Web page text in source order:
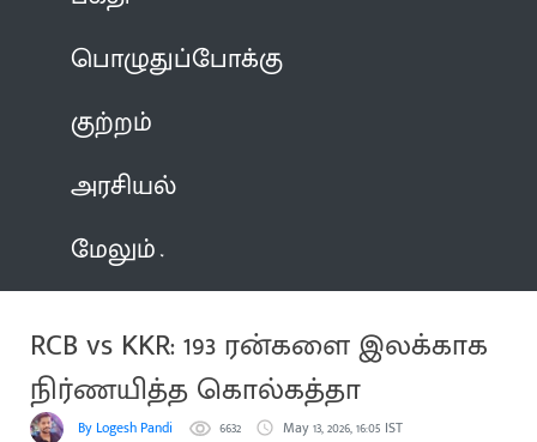
பொழுதுப்போக்கு
குற்றம்
அரசியல்
மேலும்
RCB vs KKR: 193 ரன்களை இலக்காக
நிர்ணயித்த கொல்கத்தா
By Logesh Pandi 6632 May 13, 2026, 16:05 IST